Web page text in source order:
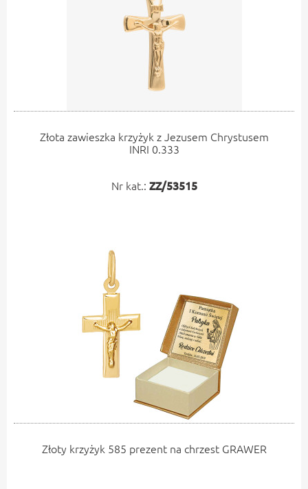
Złota zawieszka krzyżyk z Jezusem Chrystusem
INRI 0.333
Nr kat.: ZZ/53515
Złoty krzyżyk 585 prezent na chrzest GRAWER